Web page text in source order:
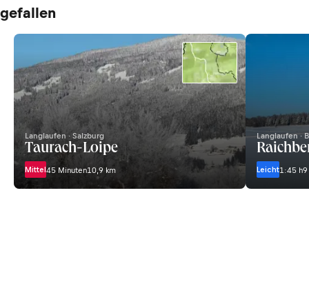
gefallen
Langlaufen · Salzburg
Taurach-Loipe
Mittel45 Minuten10,9 km
Langlaufen ·
Leicht1:45 h9